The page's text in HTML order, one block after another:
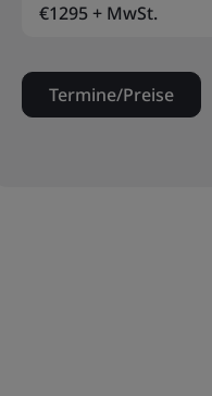
€1295 + MwSt.
Termine/Preise